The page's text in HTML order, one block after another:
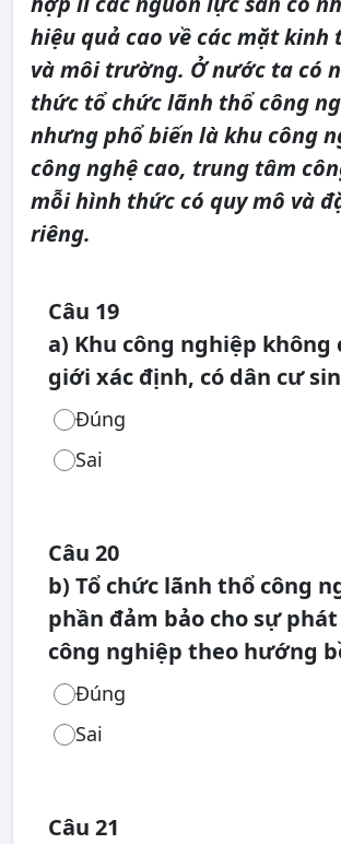
hiệu quả cao về các mặt kinh
và môi trường. Ở nước ta có
thức tổ chức lãnh thổ công
nhưng phổ biến là khu công
công nghệ cao, trung tâm
mỗi hình thức có quy mô và
riêng.
Câu 19
a) Khu công nghiệp không
giới xác định, có dân cư
Đúng
Sai
Câu 20
b) Tổ chức lãnh thổ công
phần đảm bảo cho sự
công nghiệp theo hướng
Đúng
Sai
Câu 21